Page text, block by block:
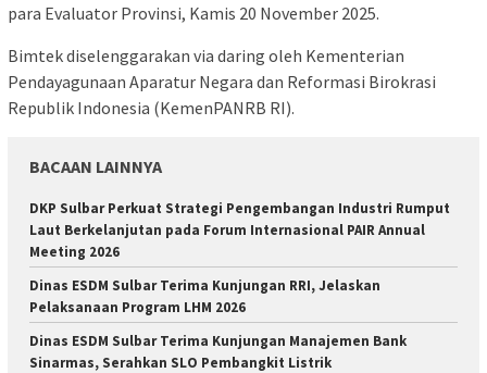
para Evaluator Provinsi, Kamis 20 November 2025.
Bimtek diselenggarakan via daring oleh Kementerian
Pendayagunaan Aparatur Negara dan Reformasi Birokrasi
Republik Indonesia (KemenPANRB RI).
BACAAN LAINNYA
DKP Sulbar Perkuat Strategi Pengembangan Industri Rumput
Laut Berkelanjutan pada Forum Internasional PAIR Annual
Meeting 2026
Dinas ESDM Sulbar Terima Kunjungan RRI, Jelaskan
Pelaksanaan Program LHM 2026
Dinas ESDM Sulbar Terima Kunjungan Manajemen Bank
Sinarmas, Serahkan SLO Pembangkit Listrik